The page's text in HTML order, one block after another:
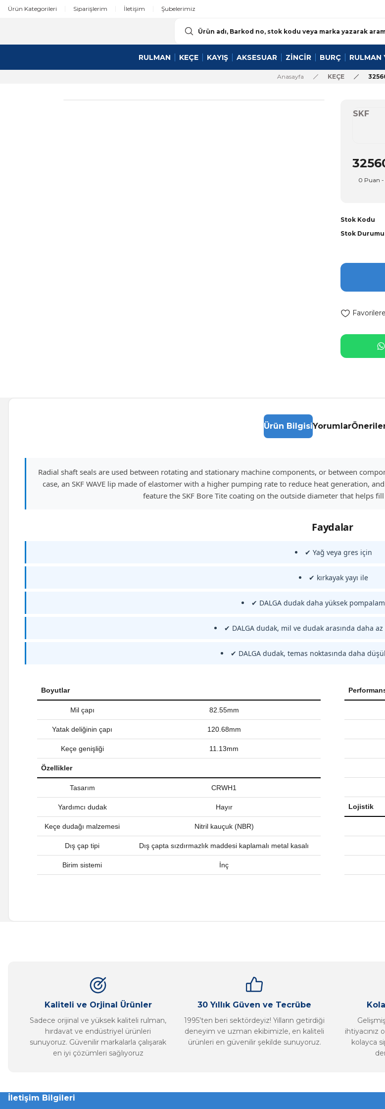
Ürün Kategorileri Siparişlerim İletişim Şubelerimiz
RULMAN KEÇE KAYIŞ AKSESUAR ZİNCİR BURÇ RULMAN
Anasayfa KEÇE
SKF
0 Puan
Stok Kodu
Stok Durumu
Ürün BilgisiYorumlar
Radial shaft seals are used between rotating and stationary machine components, or between
case, an SKF WAVE lip made of elastomer with a higher pumping rate to reduce heat generation,
feature the SKF Bore Tite coating on the outside diameter that helps
Faydalar
✔ Yağ veya gres için
✔ kırkayak yayı ile
✔ DALGA dudak daha yüksek
✔ DALGA dudak, mil ve dudak arasında daha
✔ DALGA dudak, temas noktasında daha
Boyutlar
Mil çapı 82.55mm
Yatak deliğinin çapı 120.68mm
Keçe genişliği 11.13mm
Özellikler
Tasarım CRWH1
Yardımcı dudak Hayır
Keçe dudağı malzemesi Nitril kauçuk (NBR)
Dış çap tipi Dış çapta sızdırmazlık maddesi kaplamalı metal kasalı
Birim sistemi İnç
Lojistik
Ürün fiyatı diğer sitelerden daha pahalı.
Bu ürüne benzer farklı alternatifler olmalı.
Kaliteli ve Orjinal Ürünler
Sadece orijinal ve yüksek kaliteli rulman,
hırdavat ve endüstriyel ürünleri
sunuyoruz. Güvenilir markalarla çalışarak
en iyi çözümleri sağlıyoruz
30 Yıllık Güven ve Tecrübe
1995’ten beri sektördeyiz! Yılların getirdiği
deneyim ve uzman ekibimizle, en kaliteli
ürünleri en güvenilir şekilde sunuyoruz.
ihtiyacınız
kolayca
İletişim Bilgileri